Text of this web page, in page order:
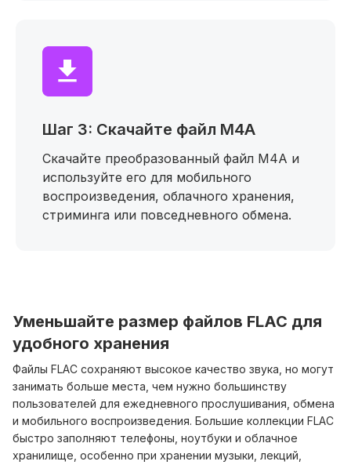
Шаг 3: Скачайте файл M4A
Скачайте преобразованный файл M4A и
используйте его для мобильного
воспроизведения, облачного хранения,
стриминга или повседневного обмена.
Уменьшайте размер файлов FLAC для
удобного хранения
Файлы FLAC сохраняют высокое качество звука, но могут
занимать больше места, чем нужно большинству
пользователей для ежедневного прослушивания, обмена
и мобильного воспроизведения. Большие коллекции FLAC
быстро заполняют телефоны, ноутбуки и облачное
хранилище, особенно при хранении музыки, лекций,